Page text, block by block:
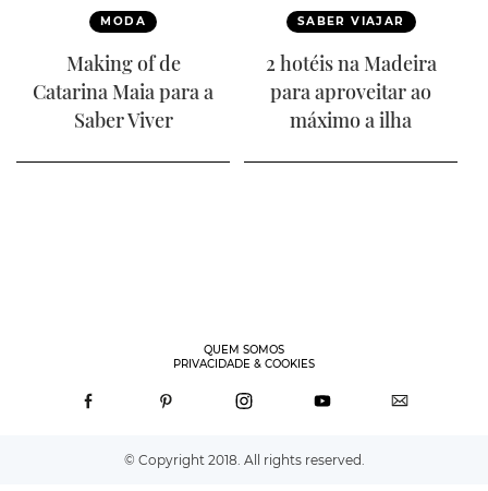
MODA
Making of de
Catarina Maia para a
Saber Viver
SABER VIAJAR
2 hotéis na Madeira
para aproveitar ao
máximo a ilha
QUEM SOMOS
PRIVACIDADE & COOKIES
© Copyright 2018. All rights reserved.